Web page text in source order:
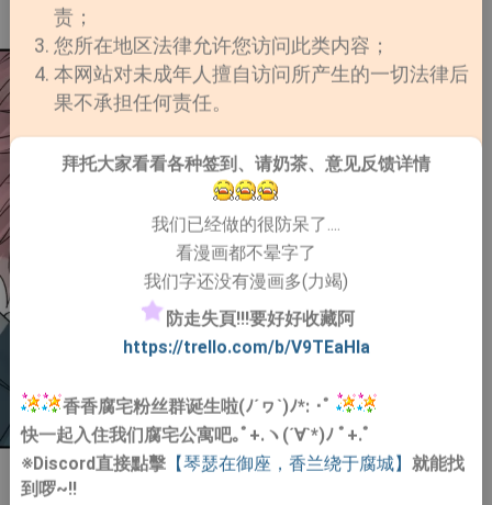
责；
您所在地区法律允许您访问此类内容；
本网站对未成年人擅自访问所产生的一切法律后
果不承担任何责任。
拜托大家看看各种签到、请奶茶、意见反馈详情
我们已经做的很防呆了....
看漫画都不晕字了
我们字还没有漫画多(力竭)
防走失頁!!!要好好收藏阿
https://trello.com/b/V9TEaHIa
香香腐宅粉丝群诞生啦(ﾉ´ヮ`)ﾉ*: ･ﾟ
快一起入住我们腐宅公寓吧｡ﾟ+.ヽ(´∀`*)ﾉ ﾟ+.ﾟ
※Discord直接點擊【琴瑟在御座，香兰绕于腐城】 就能找
到啰~!!